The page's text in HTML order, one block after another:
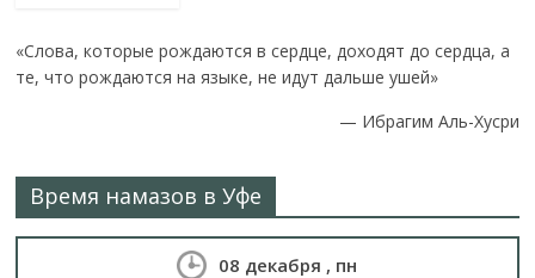
«Слова, которые рождаются в сердце, доходят до сердца, а
те, что рождаются на языке, не идут дальше ушей»
— Ибрагим Аль-Хусри
Время намазов в Уфе
08 декабря , пн